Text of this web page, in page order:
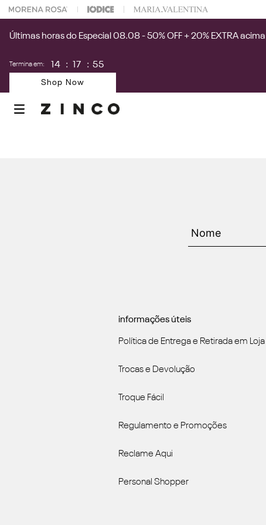
na sua 1° compra usando o cupom: PRIMEIRAZIN
Últimas horas do Especial 08.08 - 50% OFF + 20% EXTRA
Termina em: 14 : 17 : 54
Shop Now
informações úteis
Política de Entrega e Retirada em Loja
Trocas e Devolução
Troque Fácil
Regulamento e Promoções
Reclame Aqui
Personal Shopper